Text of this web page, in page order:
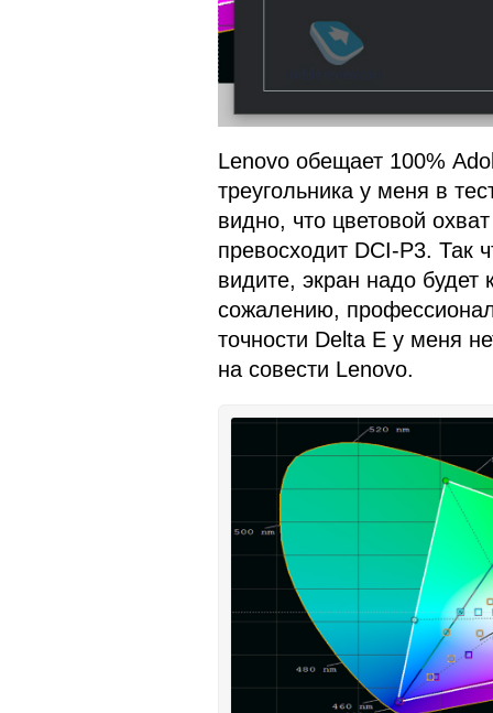
Lenovo обещает 100%
треугольника у меня в
видно, что цветовой
превосходит DCI-P3. Так
видите, экран надо будет
сожалению,
точности Delta E у меня
на совести Lenovo.